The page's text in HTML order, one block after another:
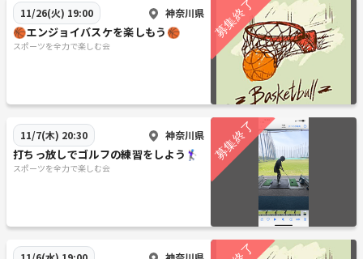
11/26(火) 19:00 神奈川県
🏀エンジョイバスケを楽しもう🏀
スポーツを全力で楽しむ会
11/7(木) 20:30 神奈川県
打ちっ放しでゴルフの練習をしよう🏌️‍♀️
スポーツを全力で楽しむ会